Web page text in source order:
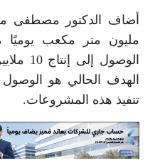
مليون متر مكعب يوميًا
الهدف الحالي هو
تنفيذ هذه المشروعات.